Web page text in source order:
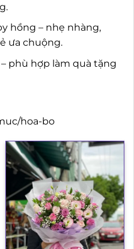
hồng – nhẹ nhàng,
ưa chuộng.
phù hợp làm quà tặng
hoa-bo